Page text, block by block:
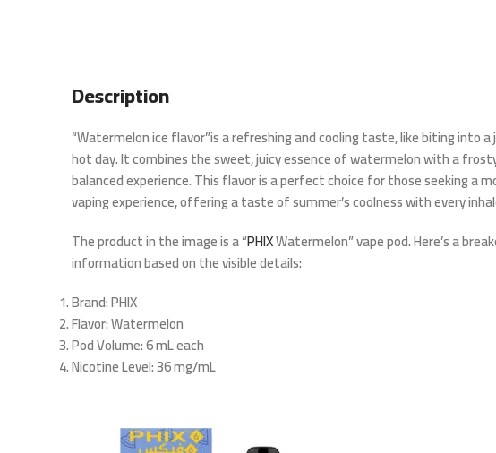
Description
“Watermelon ice flavor”is a refreshing and cooling taste, like biting into a
hot day. It combines the sweet, juicy essence of watermelon with a
balanced experience. This flavor is a perfect choice for those seeking a
vaping experience, offering a taste of summer’s coolness with every
The product in the image is a “PHIXWatermelon” vape pod. Here’s a
information based on the visible details:
Brand: PHIX
Flavor: Watermelon
Pod Volume: 6 mL each
Nicotine Level: 36 mg/mL